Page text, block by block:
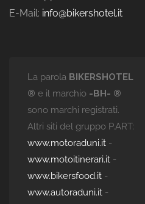
E-Mail: info@bikershotel.it
La parola BIKERSHOTEL
® e il marchio -BH- ®
sono marchi registrati.
Altri siti del gruppo P.ART:
www.motoraduni.it -
www.motoitinerari.it -
www.bikersfood.it -
www.autoraduni.it -